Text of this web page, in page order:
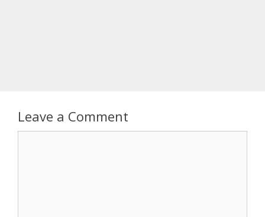
Leave a Comment